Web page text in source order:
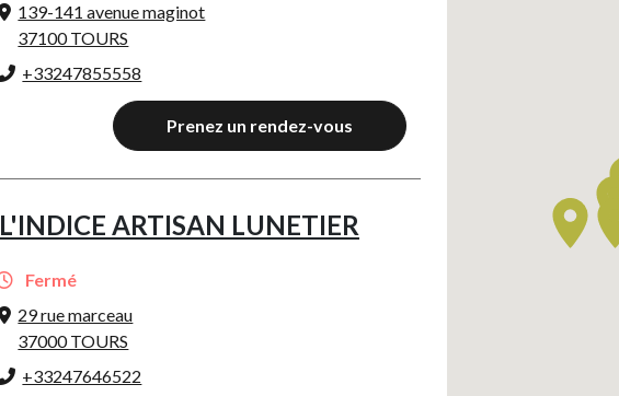
139-141 avenue maginot
37100 TOURS
+33247855558
Prenez un rendez-vous
L'INDICE ARTISAN LUNETIER
Fermé
29 rue marceau
37000 TOURS
+33247646522